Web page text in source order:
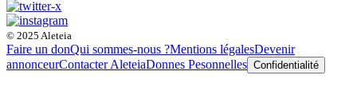
© 2025 Aleteia
Faire un donQui sommes-nous ?Mentions légalesDevenir
annonceurContacter AleteiaDonnes Pesonnelles Confidentialité